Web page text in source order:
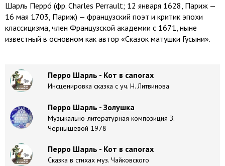
Шарль Перро́ (фр. Charles Perrault; 12 января 1628, Париж —
16 мая 1703, Париж) — французский поэт и критик эпохи
классицизма, член Французской академии с 1671, ныне
известный в основном как автор «Сказок матушки Гусыни».
Перро Шарль - Кот в сапогах
Инсценировка сказка с уч. Н. Литвинова
Перро Шарль - Золушка
Музыкально-литературная композиция З.
Чернышевой 1978
Перро Шарль - Кот в сапогах
Сказка в стихах муз. Чайковского